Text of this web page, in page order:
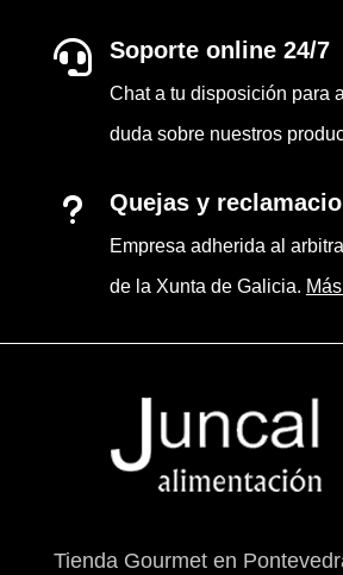
 Soporte online 24/7
Chat a tu disposición para
duda sobre nuestros
u Quejas y
Empresa adherida al
de la Xunta de Galicia.
Tienda Gourmet en